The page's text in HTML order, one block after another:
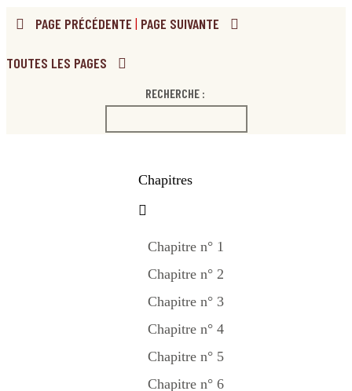
PAGE PRÉCÉDENTE | PAGE SUIVANTE
TOUTES LES PAGES
RECHERCHE :
Chapitres
Chapitre n° 1
Chapitre n° 2
Chapitre n° 3
Chapitre n° 4
Chapitre n° 5
Chapitre n° 6